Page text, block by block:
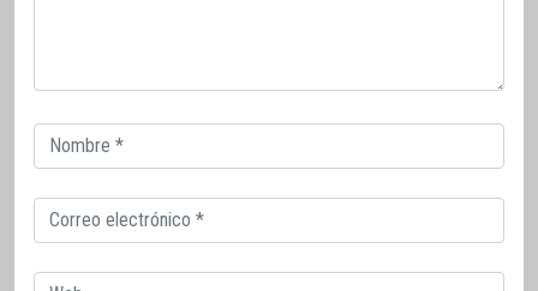
Correo
electrónico
Correo
electrónico
Web